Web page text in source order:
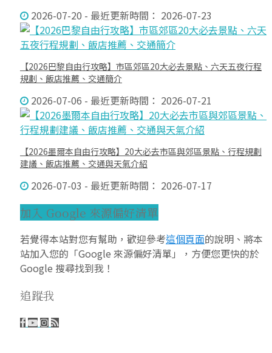
2026-07-20 - 最近更新時間： 2026-07-23
【2026巴黎自由行攻略】市區郊區20大必去景點、六天五夜行程
規劃、飯店推薦、交通簡介
2026-07-06 - 最近更新時間： 2026-07-21
【2026墨爾本自由行攻略】20大必去市區與郊區景點、行程規劃
建議、飯店推薦、交通與天氣介紹
2026-07-03 - 最近更新時間： 2026-07-17
加入 Google 來源偏好清單
若覺得本站對您有幫助，歡迎參考這個頁面的說明、將本
站加入您的「Google 來源偏好清單」，方便您更快的於
Google 搜尋找到我！
追蹤我